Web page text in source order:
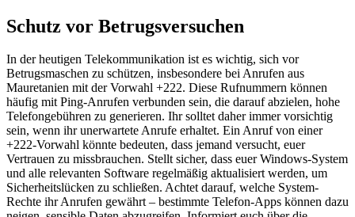
Schutz vor Betrugsversuchen
In der heutigen Telekommunikation ist es wichtig, sich vor
Betrugsmaschen zu schützen, insbesondere bei Anrufen aus
Mauretanien mit der Vorwahl +222. Diese Rufnummern können
häufig mit Ping-Anrufen verbunden sein, die darauf abzielen, hohe
Telefongebühren zu generieren. Ihr solltet daher immer vorsichtig
sein, wenn ihr unerwartete Anrufe erhaltet. Ein Anruf von einer
+222-Vorwahl könnte bedeuten, dass jemand versucht, euer
Vertrauen zu missbrauchen. Stellt sicher, dass euer Windows-System
und alle relevanten Software regelmäßig aktualisiert werden, um
Sicherheitslücken zu schließen. Achtet darauf, welche System-
Rechte ihr Anrufen gewährt – bestimmte Telefon-Apps können dazu